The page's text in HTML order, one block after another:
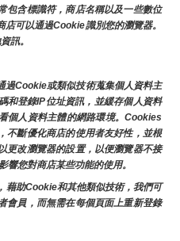
包含標識符，商店名稱以及一些數位
可以通過Cookie識別您的瀏覽器。
訊。
過Cookie或類似技術蒐集個人資料主
和登錄IP位址資訊，並緩存個人資料
個人資料主體的網路環境。Cookies
不斷優化商店的使用者友好性，並根
更改瀏覽器的設置，以便瀏覽器不接
您對商店某些功能的使用。
藉助Cookie和其他類似技術，我們可
會員，而無需在每個頁面上重新登錄